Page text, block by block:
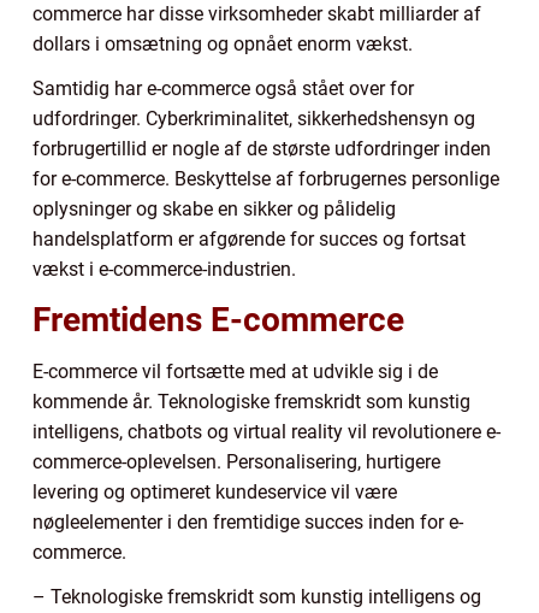
commerce har disse virksomheder skabt milliarder af
dollars i omsætning og opnået enorm vækst.
Samtidig har e-commerce også stået over for
udfordringer. Cyberkriminalitet, sikkerhedshensyn og
forbrugertillid er nogle af de største udfordringer inden
for e-commerce. Beskyttelse af forbrugernes personlige
oplysninger og skabe en sikker og pålidelig
handelsplatform er afgørende for succes og fortsat
vækst i e-commerce-industrien.
Fremtidens E-commerce
E-commerce vil fortsætte med at udvikle sig i de
kommende år. Teknologiske fremskridt som kunstig
intelligens, chatbots og virtual reality vil revolutionere e-
commerce-oplevelsen. Personalisering, hurtigere
levering og optimeret kundeservice vil være
nøgleelementer i den fremtidige succes inden for e-
commerce.
– Teknologiske fremskridt som kunstig intelligens og